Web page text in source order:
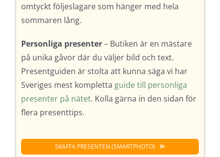
omtyckt följeslagare som hänger med hela
sommaren lång.
Personliga presenter– Butiken är en mästare
på unika gåvor där du väljer bild och text.
Presentguiden är stolta att kunna säga vi har
Sveriges mest kompletta guide till personliga
presenter på nätet. Kolla gärna in den sidan för
flera presenttips.
SKAFFA PRESENTEN (SMARTPHOTO)